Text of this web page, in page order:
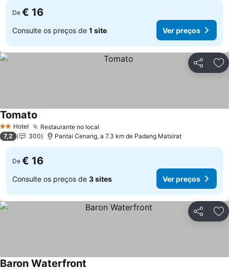
De € 16
Consulte os preços de 1 site Ver preços
Partilhar
2 Estrelas
Hotel Restaurante no local
Tomato
7,2 300 Pantai Cenang, a 7.3 km de Padang Matsirat
De € 16
Consulte os preços de 3 sites Ver preços
Partilhar
Baron Waterfront